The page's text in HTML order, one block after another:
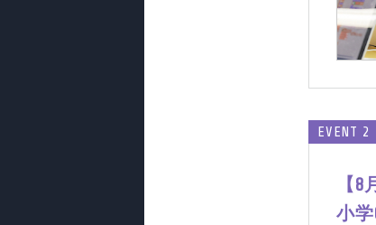
EVENT 2
【
小